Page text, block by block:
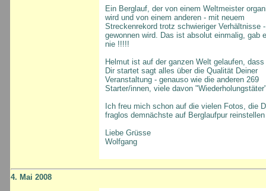
Ein Berglauf, der von einem Weltmeister
wird und von einem anderen - mit neuem
Streckenrekord trotz schwieriger Verhältnisse -
gewonnen wird. Das ist absolut einmalig, gab
nie !!!!!
Helmut ist auf der ganzen Welt gelaufen, dass
Dir startet sagt alles über die Qualität Deiner
Veranstaltung - genauso wie die anderen 269
Starter/innen, viele davon
Ich freu mich schon auf die vielen Fotos, die
fraglos demnächste auf Berglaufpur
Liebe Grüsse
Wolfgang
4. Mai 2008